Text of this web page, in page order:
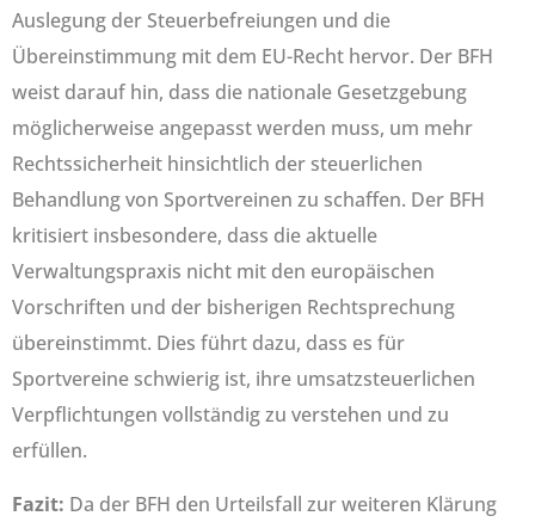
Auslegung der Steuerbefreiungen und die
Übereinstimmung mit dem EU-Recht hervor. Der BFH
weist darauf hin, dass die nationale Gesetzgebung
möglicherweise angepasst werden muss, um mehr
Rechtssicherheit hinsichtlich der steuerlichen
Behandlung von Sportvereinen zu schaffen. Der BFH
kritisiert insbesondere, dass die aktuelle
Verwaltungspraxis nicht mit den europäischen
Vorschriften und der bisherigen Rechtsprechung
übereinstimmt. Dies führt dazu, dass es für
Sportvereine schwierig ist, ihre umsatzsteuerlichen
Verpflichtungen vollständig zu verstehen und zu
erfüllen.
Fazit: Da der BFH den Urteilsfall zur weiteren Klärung